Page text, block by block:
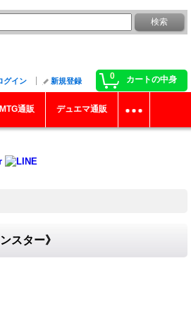
0 カートの中身
グイン 新規登録
MTG通販 デュエマ通販
スター》